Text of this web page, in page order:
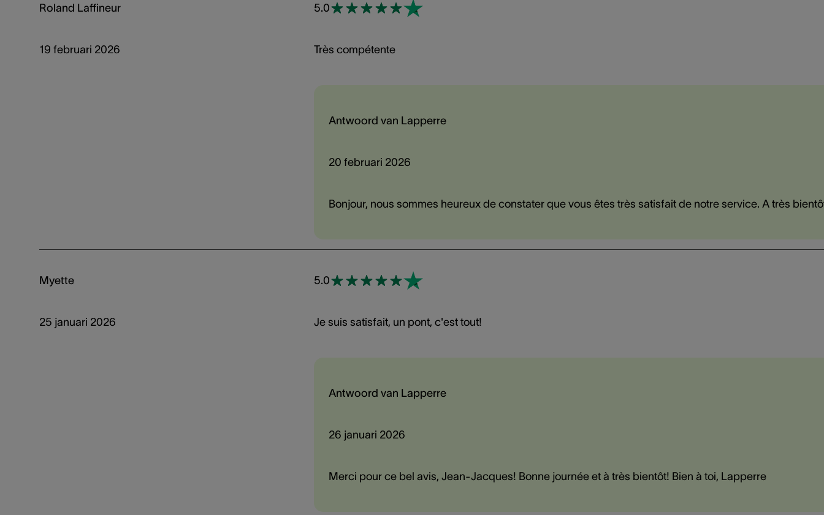
Roland Laffineur
19 februari 2026
5.0
Très compétente
Antwoord van Lapperre
20 februari 2026
Bonjour, nous sommes heureux de constater que vous êtes très satisfait de notre service. A très
Myette
25 januari 2026
5.0
Je suis satisfait, un pont, c'est tout!
Antwoord van Lapperre
26 januari 2026
Merci pour ce bel avis, Jean-Jacques! Bonne journée et à très bientôt! Bien à toi, Lapperre